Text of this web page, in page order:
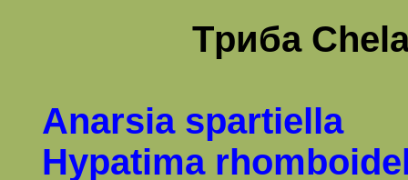
Триба
Anarsia spartiella
Hypatima